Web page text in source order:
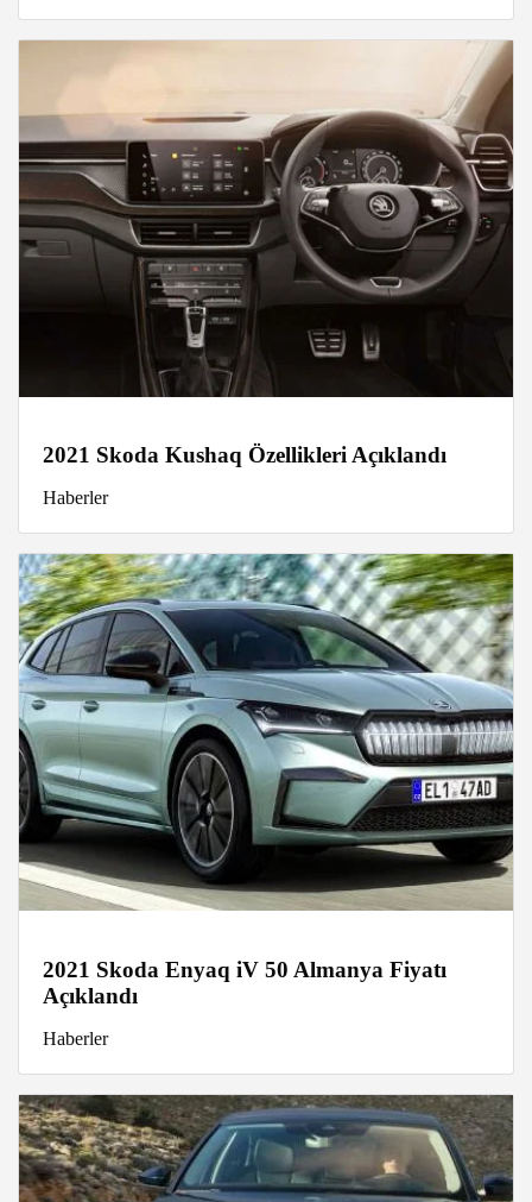
2021 Skoda Kushaq Özellikleri Açıklandı
Haberler
2021 Skoda Enyaq iV 50 Almanya Fiyatı
Açıklandı
Haberler